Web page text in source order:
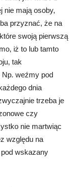
nie mają osoby,
przyznać, że na
swoją pierwszą
iż to lub tamto
tak
weźmy pod
dnia
trzeba je
czy
nie martwiąc
względu na
wskazany